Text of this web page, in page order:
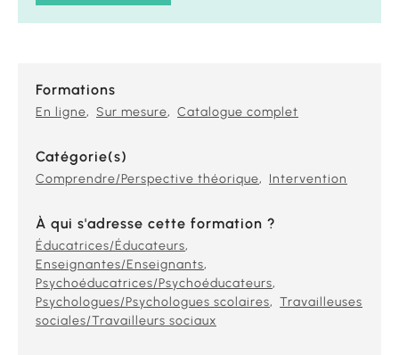
Formations
En ligne Sur mesure Catalogue complet
Catégorie(s)
Comprendre/Perspective théorique Intervention
À qui s'adresse cette formation ?
Éducatrices/Éducateurs
Enseignantes/Enseignants
Psychoéducatrices/Psychoéducateurs
Psychologues/Psychologues scolaires
Travailleuses
sociales/Travailleurs sociaux